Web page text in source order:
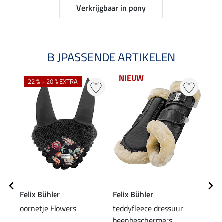
Verkrijgbaar in pony
BIJPASSENDE ARTIKELEN
22 % + 20 % EXTRA
Felix Bühler
oornetje Flowers
NIEUW
Felix Bühler
teddyfleece dressuur